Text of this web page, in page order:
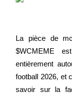
Futures COIN-
Contrats à
La pièce de
$WCMEME
entièrement
football 2026, et
savoir sur la